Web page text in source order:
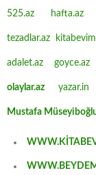
525.az hafta.az
tezadlar.az
adalet.az goyce.az
olaylar.az yazar.in
Mustafa